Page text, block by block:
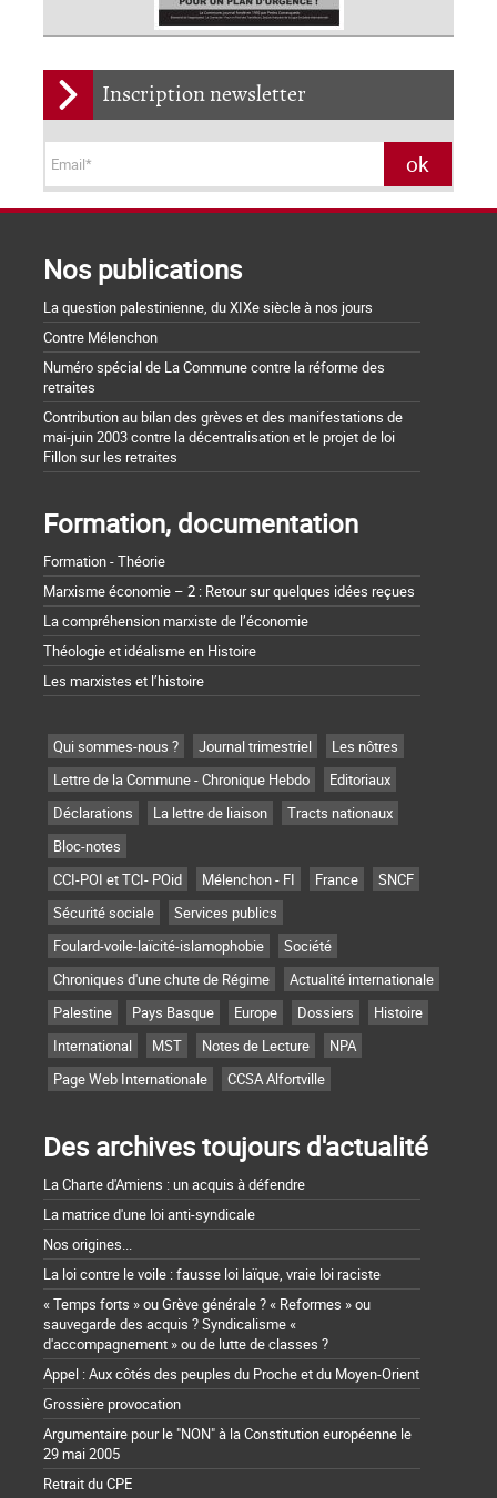
Inscription newsletter
Nos publications
La question palestinienne, du XIXe siècle à nos jours
Contre Mélenchon
Numéro spécial de La Commune contre la réforme des
retraites
Contribution au bilan des grèves et des manifestations de
mai-juin 2003 contre la décentralisation et le projet de loi
Fillon sur les retraites
Formation, documentation
Formation - Théorie
Marxisme économie – 2 : Retour sur quelques idées reçues
La compréhension marxiste de l’économie
Théologie et idéalisme en Histoire
Les marxistes et l’histoire
Qui sommes-nous ? Journal trimestriel
Les nôtres
Lettre de la Commune - Chronique Hebdo
Editoriaux
Déclarations
La lettre de liaison
Tracts nationaux
Bloc-notes
CCI-POI et TCI- POid
Mélenchon - FI France
SNCF
Sécurité sociale
Services publics
Foulard-voile-laïcité-islamophobie
Société
Chroniques d'une chute de Régime
Actualité internationale
Palestine
Pays Basque Europe Dossiers
Histoire
International
MST Notes de Lecture
NPA
Page Web Internationale
CCSA Alfortville
Des archives toujours d'actualité
La Charte d'Amiens : un acquis à défendre
La matrice d'une loi anti-syndicale
Nos origines...
La loi contre le voile : fausse loi laïque, vraie loi raciste
« Temps forts » ou Grève générale ? « Reformes » ou
sauvegarde des acquis ? Syndicalisme «
d'accompagnement » ou de lutte de classes ?
Appel : Aux côtés des peuples du Proche et du Moyen-Orient
Grossière provocation
Argumentaire pour le "NON" à la Constitution européenne le
29 mai 2005
Retrait du CPE